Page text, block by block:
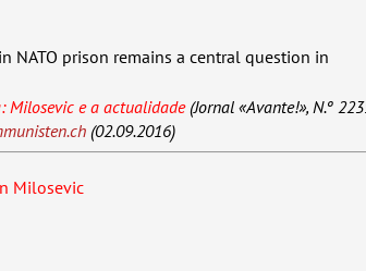
NATO prison remains a central question in
Milosevic e a actualidade(Jornal «Avante!», N.º
(02.09.2016)
Milosevic